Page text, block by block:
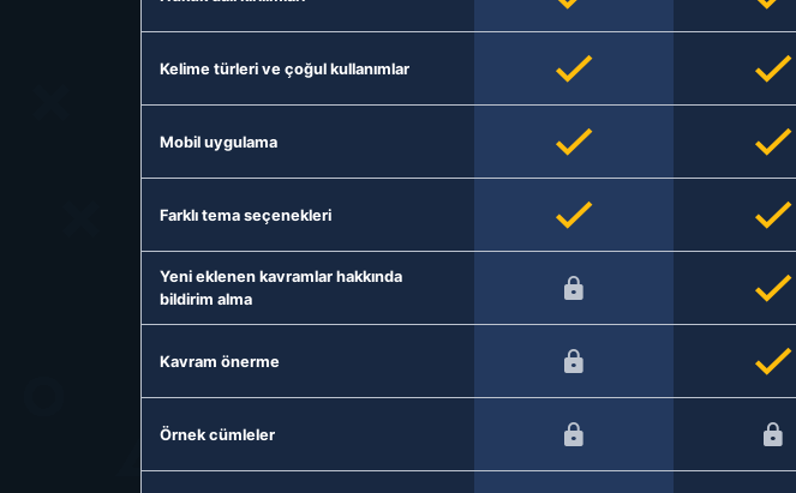
Kelime türleri ve çoğul kullanımlar
Mobil uygulama
Farklı tema seçenekleri
Yeni eklenen kavramlar hakkında
bildirim alma
Kavram önerme
Örnek cümleler